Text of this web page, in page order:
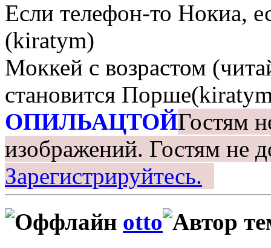
Если телефон-то Нокиа,
(kiratym)
Моккей с возрастом
становится
ОПИЛЬАЦТОЙГостям
изображений. Гостям не
Зарегистрируйтесь.
otto